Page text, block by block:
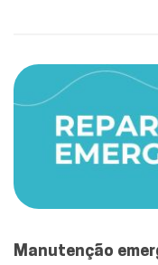
Manutenção